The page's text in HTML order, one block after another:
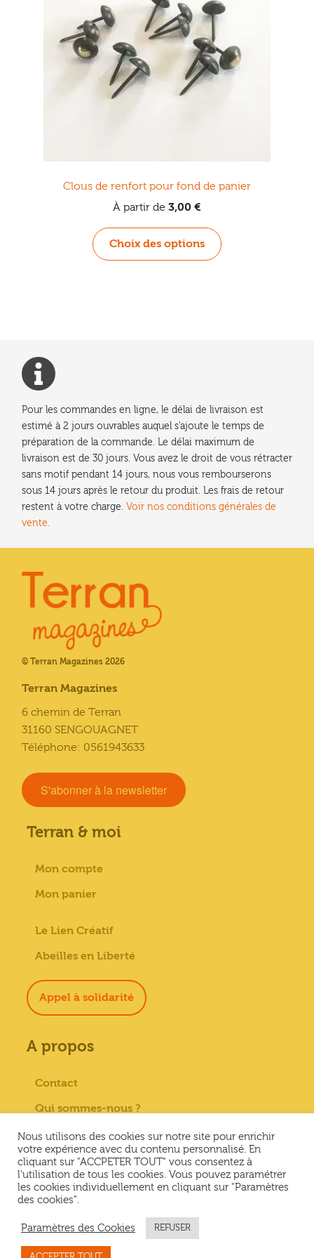
Clous de renfort pour fond de panier
À partir de 3,00 €
Choix des options
Ce
produit
sur
la
page
du
produit
Pour les commandes en ligne, le délai de livraison est
estimé à 2 jours ouvrables auquel s'ajoute le temps de
préparation de la commande. Le délai maximum de
livraison est de 30 jours. Vous avez le droit de vous rétracter
sans motif pendant 14 jours, nous vous rembourserons
sous 14 jours après le retour du produit. Les frais de retour
restent à votre charge. Voir nos conditions générales de
vente.
© Terran Magazines 2026
Terran Magazines
6 chemin de Terran
31160 SENGOUAGNET
Téléphone: 0561943633
S'abonner à la newsletter
Terran & moi
Mon compte
Mon panier
Le Lien Créatif
Abeilles en Liberté
Appel à solidarité
A propos
Contact
Qui sommes-nous ?
Paiement sécurisé
Mentions Légales
Conditions générales de vente
Politique de confidentialité
Nous utilisons des cookies sur notre site pour enrichir
votre expérience avec du contenu personnalisé. En
cliquant sur "ACCPETER TOUT" vous consentez à
l'utilisation de tous les cookies. Vous pouvez paramétrer
les cookies individuellement en cliquant sur "Paramètres
des cookies".
Paramètres des Cookies REFUSER